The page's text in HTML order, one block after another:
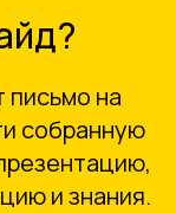
на
собранную
и знания.